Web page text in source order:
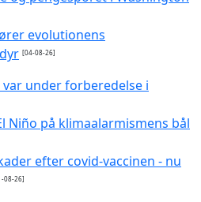
evolutionens
[04-08-26]
under forberedelse i
Niño på klimaalarmismens bål
efter covid-vaccinen - nu
08-26]